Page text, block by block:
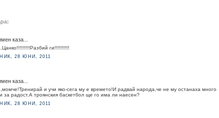
каза...
ги!!!!!!!!!!
28 ЮНИ, 2011
каза...
и учи яко-сега му е времето!И радвай народа,че не му останаха много
за радост.А троянския баскетбол ще го има ли наесен?
28 ЮНИ, 2011